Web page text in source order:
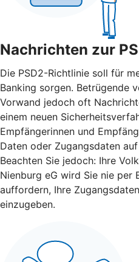
Nachrichten zur
Die PSD2-Richtlinie soll für
Banking sorgen. Betrügende
Vorwand jedoch oft
einem neuen
Empfängerinnen und
Daten oder Zugangsdaten
Beachten Sie jedoch: Ihre
Nienburg eG wird Sie nie per
auffordern, Ihre
einzugeben.